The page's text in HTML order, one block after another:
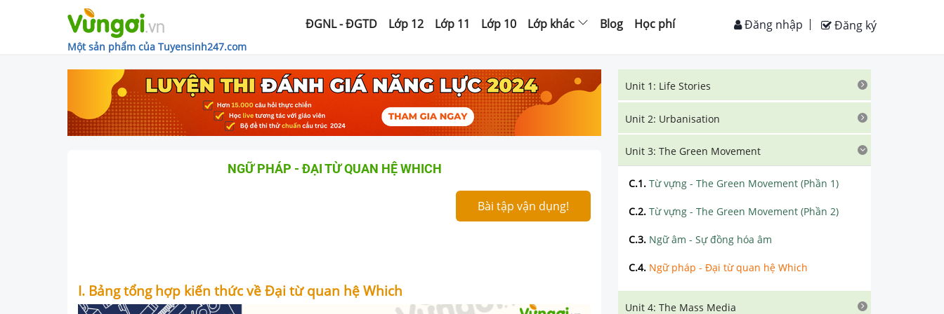
Một sản phẩm của Tuyensinh247.com
ĐGNL - ĐGTD Lớp 12 Lớp 11 Lớp 10 Lớp khác Blog Học phí Đăng ký
Đăng nhập
NGỮ PHÁP - ĐẠI TỪ QUAN HỆ WHICH
Bài tập vận dụng!
I. Bảng tổng hợp kiến thức về Đại từ quan hệ Which
Unit 1: Life Stories
Unit 2: Urbanisation
Unit 3: The Green Movement
C.1. Từ vựng - The Green Movement (Phần 1)
C.2. Từ vựng - The Green Movement (Phần 2)
C.3. Ngữ âm - Sự đồng hóa âm
C.4. Ngữ pháp - Đại từ quan hệ Which
Unit 4: The Mass Media